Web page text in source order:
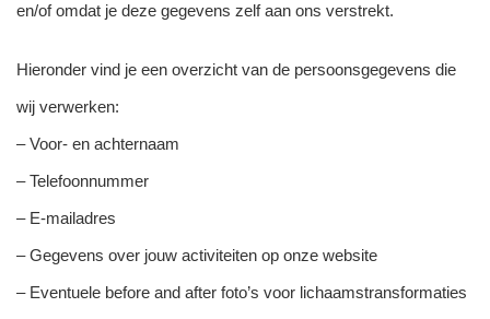
en/of omdat je deze gegevens zelf aan ons verstrekt.
Hieronder vind je een overzicht van de persoonsgegevens die
wij verwerken:
– Voor- en achternaam
– Telefoonnummer
– E-mailadres
– Gegevens over jouw activiteiten op onze website
– Eventuele before and after foto’s voor lichaamstransformaties